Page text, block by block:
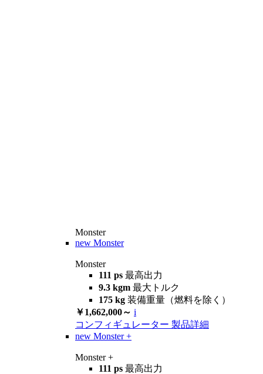
Monster
new Monster
Monster
111 ps 最高出力
9.3 kgm 最大トルク
175 kg 装備重量（燃料を除く）
￥1,662,000～ i
コンフィギュレーター 製品詳細
new Monster +
Monster +
111 ps 最高出力